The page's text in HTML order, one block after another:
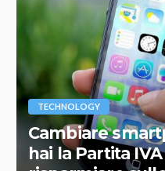
TECHNOLOGY
Cambiare
hai la Partita